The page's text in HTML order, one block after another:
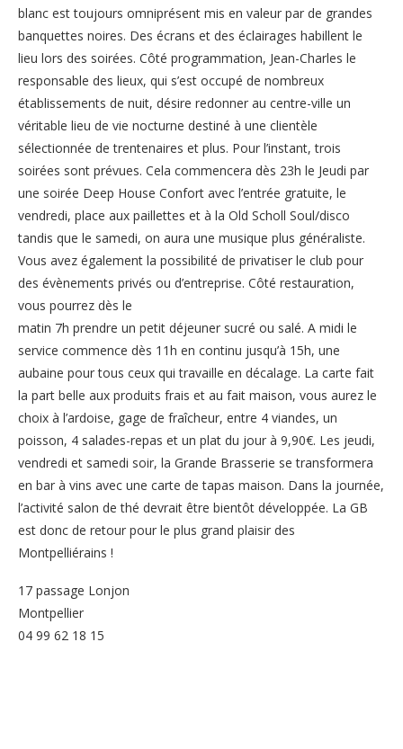
blanc est toujours omniprésent mis en valeur par de grandes
banquettes noires. Des écrans et des éclairages habillent le
lieu lors des soirées. Côté programmation, Jean-Charles le
responsable des lieux, qui s’est occupé de nombreux
établissements de nuit, désire redonner au centre-ville un
véritable lieu de vie nocturne destiné à une clientèle
sélectionnée de trentenaires et plus. Pour l’instant, trois
soirées sont prévues. Cela commencera dès 23h le Jeudi par
une soirée Deep House Confort avec l’entrée gratuite, le
vendredi, place aux paillettes et à la Old Scholl Soul/disco
tandis que le samedi, on aura une musique plus généraliste.
Vous avez également la possibilité de privatiser le club pour
des évènements privés ou d’entreprise. Côté restauration,
vous pourrez dès le
matin 7h prendre un petit déjeuner sucré ou salé. A midi le
service commence dès 11h en continu jusqu’à 15h, une
aubaine pour tous ceux qui travaille en décalage. La carte fait
la part belle aux produits frais et au fait maison, vous aurez le
choix à l’ardoise, gage de fraîcheur, entre 4 viandes, un
poisson, 4 salades-repas et un plat du jour à 9,90€. Les jeudi,
vendredi et samedi soir, la Grande Brasserie se transformera
en bar à vins avec une carte de tapas maison. Dans la journée,
l’activité salon de thé devrait être bientôt développée. La GB
est donc de retour pour le plus grand plaisir des
Montpelliérains !
17 passage Lonjon
Montpellier
04 99 62 18 15